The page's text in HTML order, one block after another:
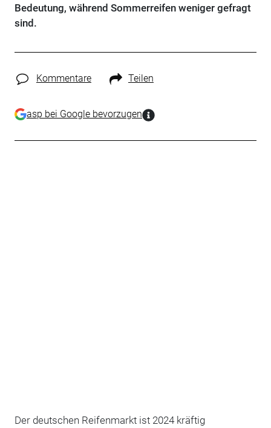
Bedeutung, während Sommerreifen weniger gefragt
sind.
Kommentare Teilen
asp bei Google bevorzugen
Der deutschen Reifenmarkt ist 2024 kräftig